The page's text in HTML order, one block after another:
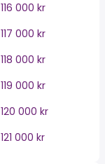
116 000 kr
117 000 kr
118 000 kr
119 000 kr
120 000 kr
121 000 kr